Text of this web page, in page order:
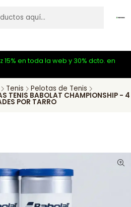
15% en toda la web y 30% dcto. en
Tenis Pelotas de Tenis
TENIS BABOLAT CHAMPIONSHIP - 4
POR TARRO